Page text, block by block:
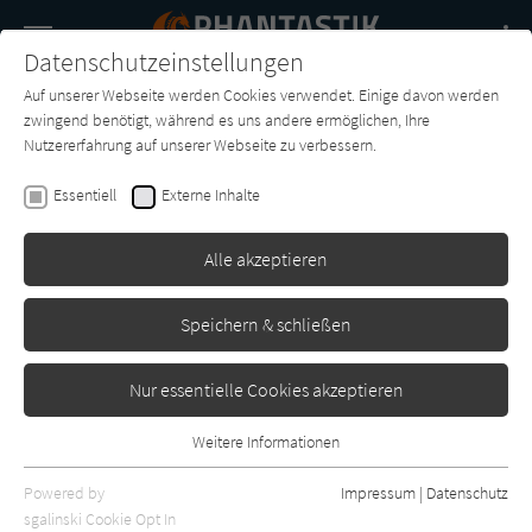
SUCHE
Buch-
Entdecker
Forum Charts
Jean David
Das Experiment des Grauens
Erschienen: Januar 1956 0
Datenschutzeinstellungen
Auf unserer Webseite werden Cookies verwendet. Einige davon werden
zwingend benötigt, während es uns andere ermöglichen, Ihre
Nutzererfahrung auf unserer Webseite zu verbessern.
Essentiell Externe Inhalte
Alle akzeptieren
Speichern & schließen
Nur essentielle Cookies akzeptieren
Essentielle Cookies werden für grundlegende Funktionen der
Webseite benötigt. Dadurch ist gewährleistet, dass die Webseite
Weitere Informationen
Powered by
sgalinski Cookie Opt In
Impressum | Datenschutz